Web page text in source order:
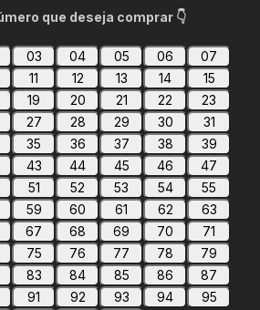
que deseja comprar 👇
03 04 05 06
07
11 12 13 14
15
19 20 21 22
23
27 28 29 30
31
35 36 37 38
39
43 44 45 46
47
51 52 53 54
55
59 60 61 62
63
67 68 69 70
71
75 76 77 78
79
83 84 85 86
87
91 92 93 94
95